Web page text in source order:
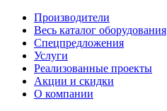
Производители
Весь каталог оборудования
Спецпредложения
Услуги
Реализованные проекты
Акции и скидки
О компании